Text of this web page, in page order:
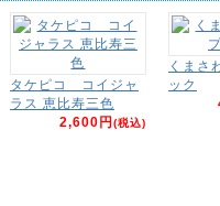
タケピコ コイジャ
ラス 恵比寿三色
2,600円(税込)
くまさ
ック